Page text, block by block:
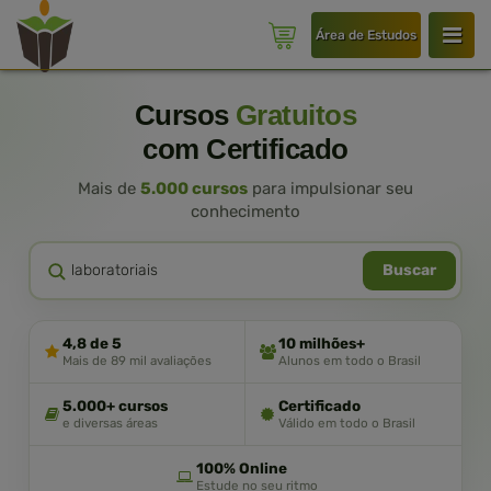
Área de Estudos
Cursos Gratuitos
com Certificado
Mais de 5.000 cursos para impulsionar seu
conhecimento
Buscar
4,8 de 5
Mais de 89 mil avaliações
10 milhões+
Alunos em todo o Brasil
5.000+ cursos
e diversas áreas
Certificado
Válido em todo o Brasil
100% Online
Estude no seu ritmo